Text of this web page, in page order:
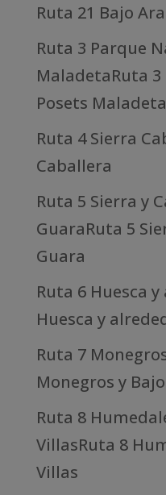
Ruta 21 Bajo
Ruta 3 Parque
MaladetaRuta
Posets Maladeta
Ruta 4 Sierra
Caballera
Ruta 5 Sierra y
GuaraRuta 5
Guara
Ruta 6 Huesca
Huesca y
Ruta 7
Monegros y
Ruta 8
VillasRuta 8
Villas